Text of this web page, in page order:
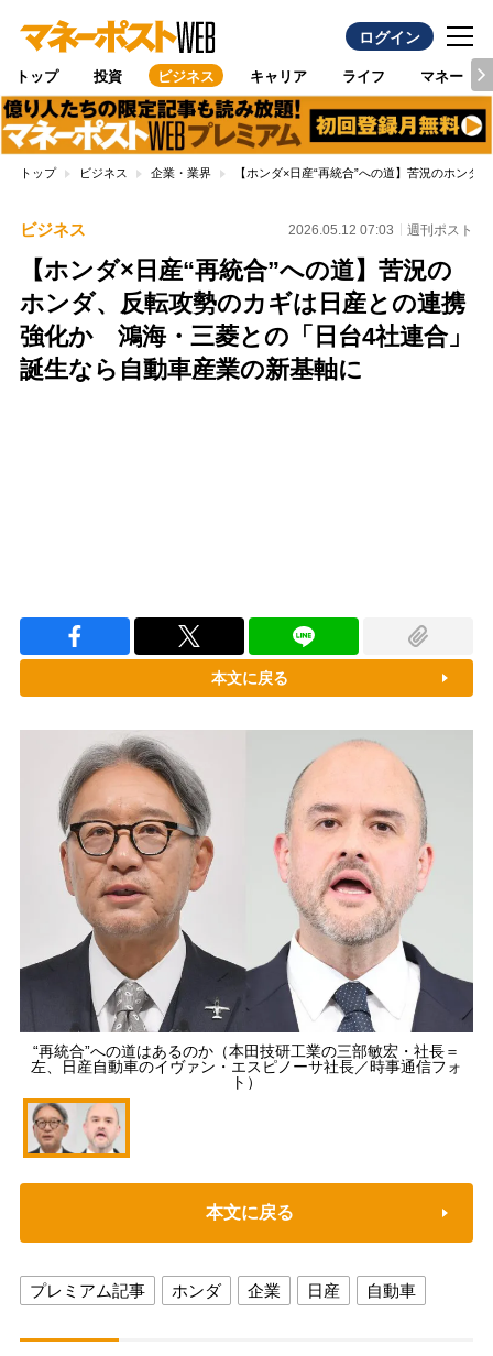
ログイン
トップ 投資 ビジネス キャリア ライフ マネー
トップ ビジネス 企業・業界 【ホンダ×日産“再統合”への道】苦況のホン
ビジネス 2026.05.12 07:03 週刊ポスト
【ホンダ×日産“再統合”への道】苦況の
ホンダ、反転攻勢のカギは日産との連携
強化か 鴻海・三菱との「日台4社連合」
誕生なら自動車産業の新基軸に
本文に戻る
“再統合”への道はあるのか（本田技研工業の三部敏宏・社長＝
左、日産自動車のイヴァン・エスピノーサ社長／時事通信フォ
ト）
本文に戻る
プレミアム記事 ホンダ 企業 日産 自動車